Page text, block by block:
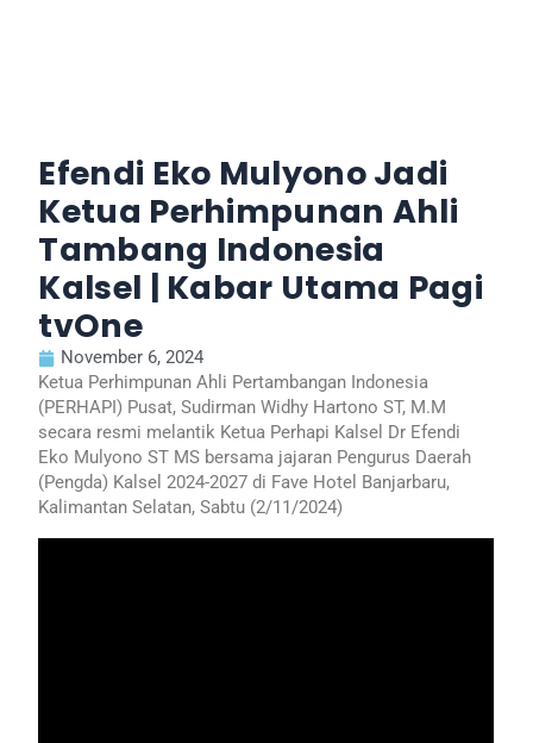
Efendi Eko Mulyono Jadi
Ketua Perhimpunan Ahli
Tambang Indonesia
Kalsel | Kabar Utama Pagi
tvOne
November 6, 2024
Ketua Perhimpunan Ahli Pertambangan Indonesia
(PERHAPI) Pusat, Sudirman Widhy Hartono ST, M.M
secara resmi melantik Ketua Perhapi Kalsel Dr Efendi
Eko Mulyono ST MS bersama jajaran Pengurus Daerah
(Pengda) Kalsel 2024-2027 di Fave Hotel Banjarbaru,
Kalimantan Selatan, Sabtu (2/11/2024)